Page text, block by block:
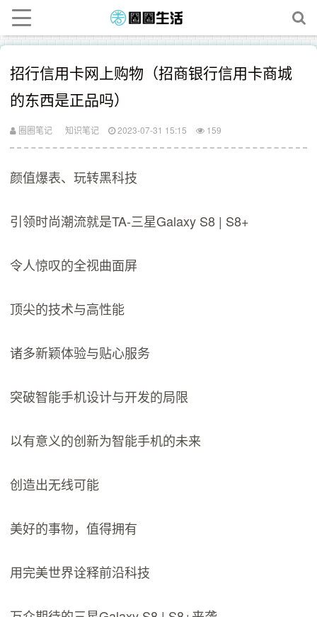
招行信用卡网上购物（招商银行信用卡商城
的东西是正品吗）
圈圈笔记 知识笔记 2023-07-31 15:15 159
颜值爆表、玩转黑科技
引领时尚潮流就是TA-三星Galaxy S8 | S8+
令人惊叹的全视曲面屏
顶尖的技术与高性能
诸多新颖体验与贴心服务
突破智能手机设计与开发的局限
以有意义的创新为智能手机的未来
创造出无线可能
美好的事物，值得拥有
用完美世界诠释前沿科技